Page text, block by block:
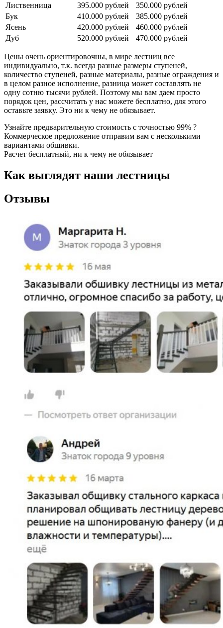
Лиственница
395.000 рублей
350.000 рублей
Бук
410.000 рублей
385.000 рублей
Ясень
420.000 рублей
460.000 рублей
Дуб
520.000 рублей 470.000 рублей
Цены очень ориентировочны, в мире лестниц все
индивидуально, т.к. всегда разные размеры ступеней,
количество ступеней, разные материалы, разные ограждения и
в целом разное исполнение, разница может составлять не
одну сотню тысячи рублей. Поэтому мы вам даем просто
порядок цен, рассчитать у нас можете бесплатно, для этого
оставьте заявку. Это ни к чему не обязывает.
Узнайте предварительную стоимость с точностью 99% ?
Коммерческое предложение отправим вам с несколькими
вариантами обшивки.
Расчет бесплатный, ни к чему не обязывает
Как выглядят наши лестницы
Отзывы